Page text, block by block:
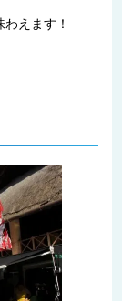
わえます！